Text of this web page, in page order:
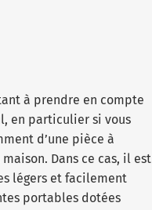
à prendre en compte
en particulier si vous
d’une pièce à
Dans ce cas, il est
légers et facilement
portables dotées